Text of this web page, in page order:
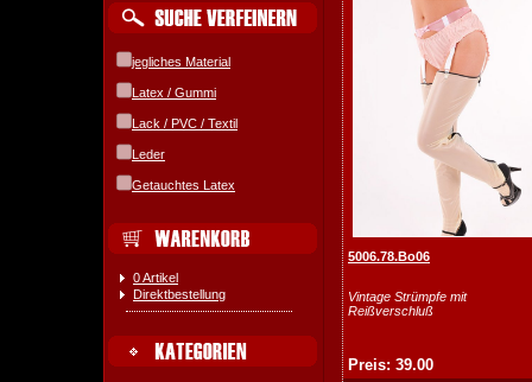
jegliches Material
Latex / Gummi
Lack / PVC / Textil
Leder
Getauchtes Latex
0 Artikel
Direktbestellung
5006.78.Bo06
Vintage Strümpfe mit
Reißverschluß
Preis: 39.00